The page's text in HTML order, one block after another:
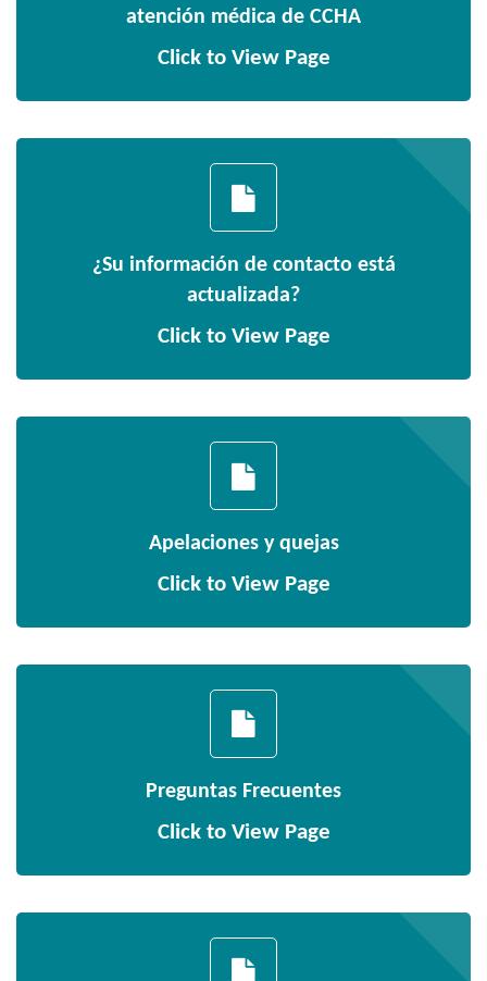
atención médica de CCHA
Click to View Page
¿Su información de contacto está
actualizada?
Click to View Page
Apelaciones y quejas
Click to View Page
Preguntas Frecuentes
Click to View Page